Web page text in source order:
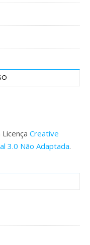
Creative
3.0 Não Adaptada.